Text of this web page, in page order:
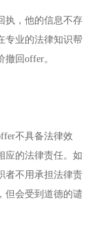
执，他的信息不存
专业的法律知识帮
回offer。
不具备法律效
应的法律责任。如
者不用承担法律责
但会受到道德的谴